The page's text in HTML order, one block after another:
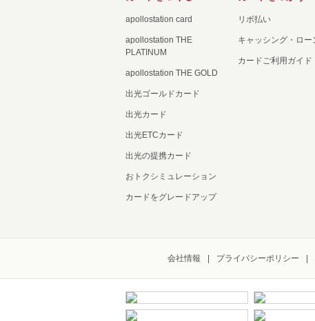
apollostation card
apollostation THE
PLATINUM
apollostation THE GOLD
出光ゴールドカード
出光カード
出光ETCカード
出光の提携カード
おトクシミュレーション
カードをグレードアップ
リボ払い
キャッシング・ロー
カードご利用ガイド
会社情報 プライバシーポリシー